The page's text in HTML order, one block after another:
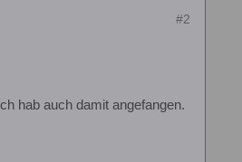
#2
hab auch damit angefangen.